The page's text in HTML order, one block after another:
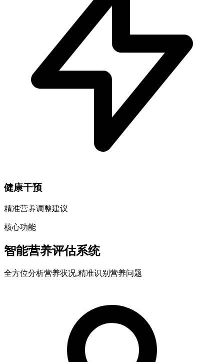
健康干预
精准营养调整建议
核心功能
智能营养评估系统
全方位分析营养状况,精准识别营养问题